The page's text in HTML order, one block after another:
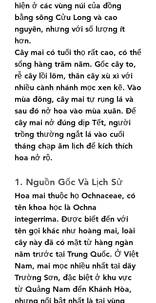
hiện ở các vùng núi của đồng
bằng sông Cửu Long và cao
nguyên, nhưng với số lượng ít
hơn.
Cây mai có tuổi thọ rất cao, có thể
sống hàng trăm năm. Gốc cây to,
rễ cây lồi lõm, thân cây xù xì với
nhiều cành nhánh mọc xen kẽ. Vào
mùa đông, cây mai tự rụng lá và
sau đó nở hoa vào mùa xuân. Để
cây mai nở đúng dịp Tết, người
trồng thường ngắt lá vào cuối
tháng chạp âm lịch để kích thích
hoa nở rộ.
1. Nguồn Gốc Và Lịch Sử
Hoa mai thuộc họ Ochnaceae, có
tên khoa học là Ochna
integerrima. Được biết đến với
tên gọi khác như hoàng mai, loài
cây này đã có mặt từ hàng ngàn
năm trước tại Trung Quốc. Ở Việt
Nam, mai mọc nhiều nhất tại dãy
Trường Sơn, đặc biệt ở khu vực
từ Quảng Nam đến Khánh Hòa,
nhưng nổi bật nhất là tại vùng